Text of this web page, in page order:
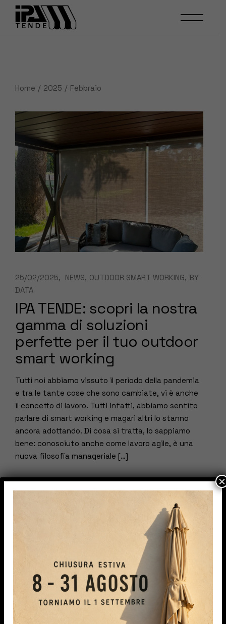
content
Home 2025 Febbraio
25/02/2025 NEWS OUTDOOR SMART WORKING BY
DATA
IPA TENDE: scopri la nostra
gamma di soluzioni
perfette per il tuo outdoor
smart working
Tutti noi abbiamo vissuto il periodo della pandemia
e tra le tante cose che sono cambiate, vi è anche
il concetto di lavoro. Tutti infatti, abbiamo sentito
parlare di smart working e magari altri lo stanno
ancora adottando. Di cosa si tratta, lo sappiamo
bene: conosciuto anche come lavoro agile, è una
nuova filosofia manageriale […]
READ MORE
×